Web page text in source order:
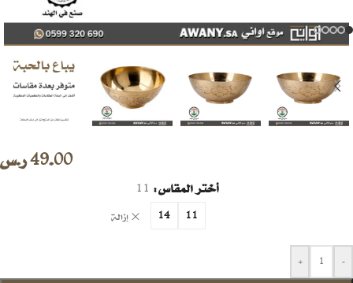
49.00ر.س
أختر المقاس 11
11
14 إزالة
-
+